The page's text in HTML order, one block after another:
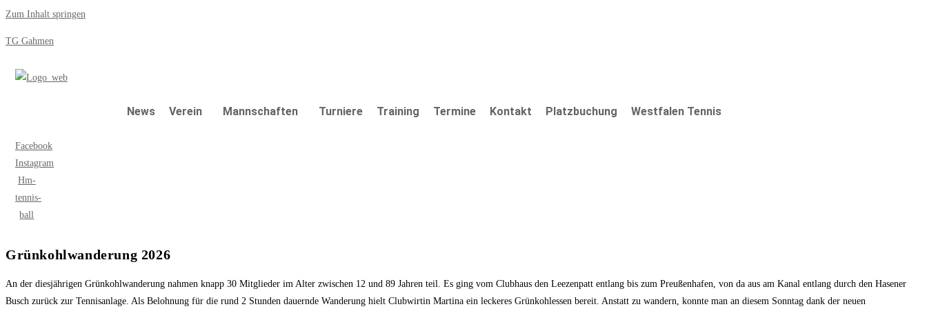
Zum Inhalt springen
TG Gahmen
News Verein Mannschaften Turniere Training Termine Kontakt Platzbuchung Westfalen Tennis
Facebook
Instagram
Hm-
tennis-
ball
Grünkohlwanderung 2026
An der diesjährigen Grünkohlwanderung nahmen knapp 30 Mitglieder im Alter zwischen 12 und 89 Jahren teil. Es ging vom Clubhaus den Leezenpatt entlang bis zum Preußenhafen, von da aus am Kanal entlang durch den Hasener
Busch zurück zur Tennisanlage. Als Belohnung für die rund 2 Stunden dauernde Wanderung hielt Clubwirtin Martina ein leckeres Grünkohlessen bereit. Anstatt zu wandern, konnte man an diesem Sonntag dank der neuen